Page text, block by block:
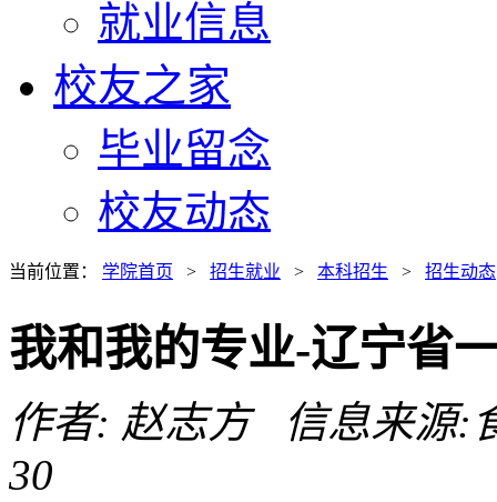
就业信息
校友之家
毕业留念
校友动态
当前位置： 学院首页 > 招生就业 > 本科招生 > 招生动态
我和我的专业-辽宁省
作者: 赵志方 信息来源:
30